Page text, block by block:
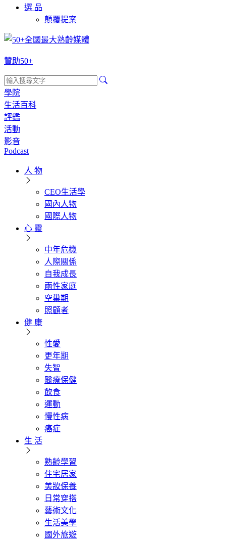
選 品
顛覆提案
贊助50+
學院
生活百科
評鑑
活動
影音
Podcast
人 物
CEO生活學
國內人物
國際人物
心 靈
中年危機
人際關係
自我成長
兩性家庭
空巢期
照顧者
健 康
性愛
更年期
失智
醫療保健
飲食
運動
慢性病
癌症
生 活
熟齡學習
住宅居家
美妝保養
日常穿搭
藝術文化
生活美學
國外旅遊